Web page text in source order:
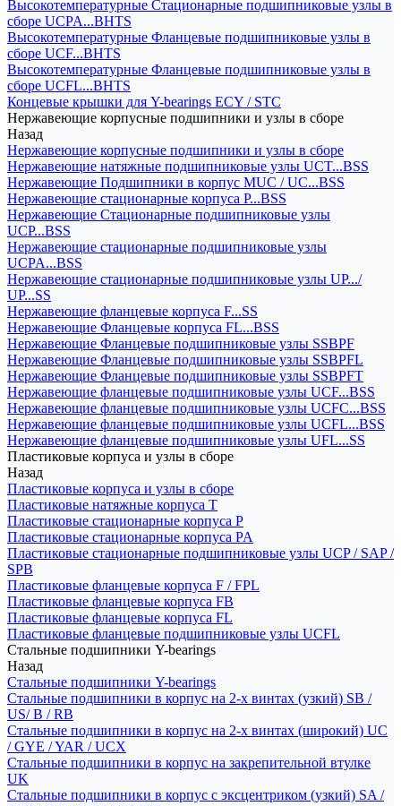
Высокотемпературные Стационарные подшипниковые узлы в
сборе UCPA...BHTS
Высокотемпературные Фланцевые подшипниковые узлы в
сборе UCF...BHTS
Высокотемпературные Фланцевые подшипниковые узлы в
сборе UCFL...BHTS
Концевые крышки для Y-bearings ECY / STC
Нержавеющие корпусные подшипники и узлы в сборе
Назад
Нержавеющие корпусные подшипники и узлы в сборе
Нержавеющие натяжные подшипниковые узлы UCT...BSS
Нержавеющие Подшипники в корпус MUC / UC...BSS
Нержавеющие стационарные корпуса P...BSS
Нержавеющие Стационарные подшипниковые узлы
UCP...BSS
Нержавеющие стационарные подшипниковые узлы
UCPA...BSS
Нержавеющие стационарные подшипниковые узлы UP.../
UP...SS
Нержавеющие фланцевые корпуса F...SS
Нержавеющие Фланцевые корпуса FL...BSS
Нержавеющие Фланцевые подшипниковые узлы SSBPF
Нержавеющие Фланцевые подшипниковые узлы SSBPFL
Нержавеющие Фланцевые подшипниковые узлы SSBPFT
Нержавеющие фланцевые подшипниковые узлы UCF...BSS
Нержавеющие фланцевые подшипниковые узлы UCFC...BSS
Нержавеющие фланцевые подшипниковые узлы UCFL...BSS
Нержавеющие фланцевые подшипниковые узлы UFL...SS
Пластиковые корпуса и узлы в сборе
Назад
Пластиковые корпуса и узлы в сборе
Пластиковые натяжные корпуса T
Пластиковые стационарные корпуса P
Пластиковые стационарные корпуса PA
Пластиковые стационарные подшипниковые узлы UCP / SAP /
SPB
Пластиковые фланцевые корпуса F / FPL
Пластиковые фланцевые корпуса FB
Пластиковые фланцевые корпуса FL
Пластиковые фланцевые подшипниковые узлы UCFL
Стальные подшипники Y-bearings
Назад
Стальные подшипники Y-bearings
Стальные подшипники в корпус на 2-х винтах (узкий) SB /
US/ B / RB
Стальные подшипники в корпус на 2-х винтах (широкий) UC
/ GYE / YAR / UCX
Стальные подшипники в корпус на закрепительной втулке
UK
Стальные подшипники в корпус с эксцентриком (узкий) SA /